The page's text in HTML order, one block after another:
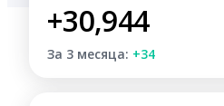
+30,944
За 3 месяца: +34